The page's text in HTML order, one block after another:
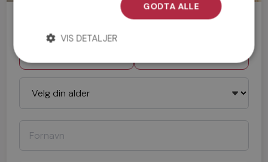
Bli medlem gratis!
GODTA ALLE
VIS DETALJER